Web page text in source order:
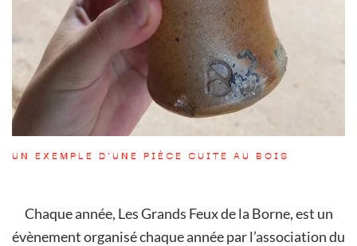
UN EXEMPLE D’UNE PIÈCE CUITE AU BOIS
Chaque année, Les Grands Feux de la Borne, est un
évènement organisé chaque année par l’association du